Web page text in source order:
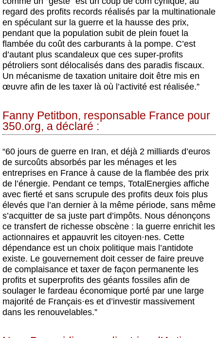
regard des profits records réalisés par la multinationale
en spéculant sur la guerre et la hausse des prix,
pendant que la population subit de plein fouet la
flambée du coût des carburants à la pompe. C’est
d’autant plus scandaleux que ces super-profits
pétroliers sont délocalisés dans des paradis fiscaux.
Un mécanisme de taxation unitaire doit être mis en
œuvre afin de les taxer là où l’activité est réalisée.”
Fanny Petitbon, responsable France pour
350.org, a déclaré :
“60 jours de guerre en Iran, et déjà 2 milliards d’euros
de surcoûts absorbés par les ménages et les
entreprises en France à cause de la flambée des prix
de l’énergie. Pendant ce temps, TotalEnergies affiche
avec fierté et sans scrupule des profits deux fois plus
élevés que l’an dernier à la même période, sans même
s’acquitter de sa juste part d’impôts. Nous dénonçons
ce transfert de richesse obscène : la guerre enrichit les
actionnaires et appauvrit les citoyen·nes. Cette
dépendance est un choix politique mais l’antidote
existe. Le gouvernement doit cesser de faire preuve
de complaisance et taxer de façon permanente les
profits et superprofits des géants fossiles afin de
soulager le fardeau économique porté par une large
majorité de Français·es et d’investir massivement
dans les renouvelables.”